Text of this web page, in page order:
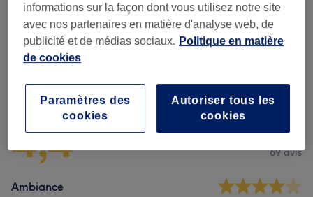
Beauté Du Regard (3) à partir de 30 €
4,4 69 avis
Ambiance
informations sur la façon dont vous utilisez notre site
avec nos partenaires en matière d'analyse web, de
publicité et de médias sociaux. Politique en matière
de cookies
Autoriser tous les
cookies
Paramètres des
cookies